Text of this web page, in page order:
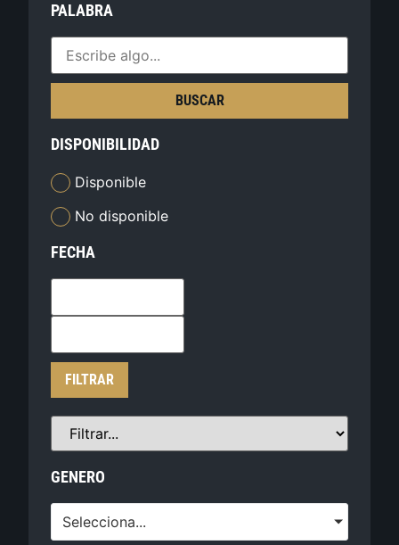
PALABRA
BUSCAR
DISPONIBILIDAD
Disponible
No disponible
FECHA
FILTRAR
GENERO
Selecciona...